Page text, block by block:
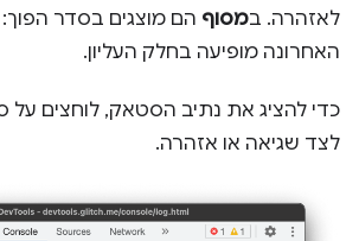
לאזהרה. במסוף הם מוצגים בסדר
האחרונה מופיעה בחלק העליון.
כדי להציג את נתיב הסטאק, לוחצים
לצד שגיאה או אזהרה.